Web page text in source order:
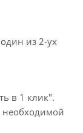
из 2-ух
в 1 клик".
необходимой